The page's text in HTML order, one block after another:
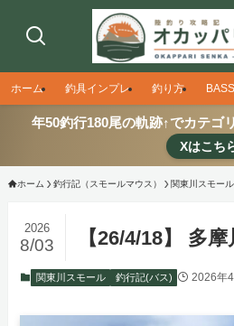
ホーム 釣具インプレ 釣り方
年50釣行180尾の軌跡↑でカテゴ
Xはこち
ホーム 釣行記（スモールマウス） 関東川スモール
【26/4/18】 多
2026
8/03
関東川スモール 釣行記(バス) 2026年